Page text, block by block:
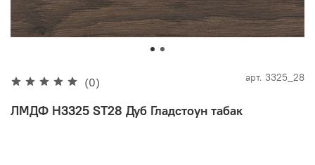
(0) арт. 3325_28
ЛМДФ H3325 ST28 Дуб Гладстоун табак